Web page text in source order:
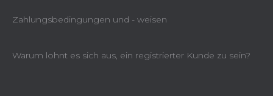
Zahlungsbedingungen und - weisen
Warum lohnt es sich aus, ein registrierter Kunde zu sein?